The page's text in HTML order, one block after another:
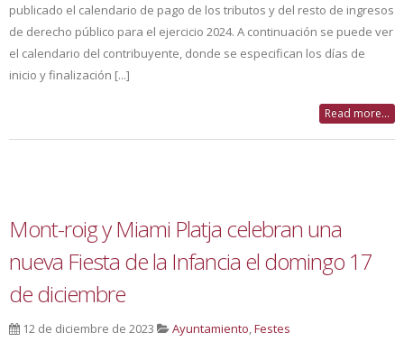
publicado el calendario de pago de los tributos y del resto de ingresos
de derecho público para el ejercicio 2024. A continuación se puede ver
el calendario del contribuyente, donde se especifican los días de
inicio y finalización [...]
Read more...
Mont-roig y Miami Platja celebran una
nueva Fiesta de la Infancia el domingo 17
de diciembre
12 de diciembre de 2023 Ayuntamiento,Festes